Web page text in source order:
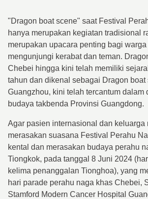
"Dragon boat scene" saat Festival
hanya merupakan kegiatan tradisional
merupakan upacara penting bagi
mengunjungi kerabat dan teman.
Chebei hingga kini telah memiliki
tahun dan dikenal sebagai Dragon boat
Guangzhou, kini telah tercantum dalam
budaya takbenda Provinsi Guangdong.
Agar pasien internasional dan keluarga
merasakan suasana Festival Perahu
kental dan merasakan budaya perahu
Tiongkok, pada tanggal 8 Juni 2024
kelima penanggalan Tionghoa), yang
hari parade perahu naga khas Chebei,
Stamford Modern Cancer Hospital